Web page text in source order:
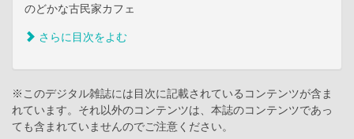
のどかな古民家カフェ
さらに目次をよむ
※このデジタル雑誌には目次に記載されているコンテンツが含ま
れています。それ以外のコンテンツは、本誌のコンテンツであっ
ても含まれていませんのでご注意ください。